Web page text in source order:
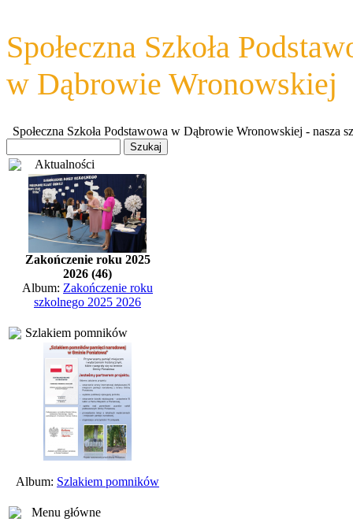
Społeczna Szkoła
w Dąbrowie Wronowskiej
Społeczna Szkoła Podstawowa w Dąbrowie Wronowskiej - nasza
Aktualności
Zakończenie roku 2025
2026 (46)
Album: Zakończenie roku
szkolnego 2025 2026
Szlakiem pomników
Album: Szlakiem pomników
Menu główne